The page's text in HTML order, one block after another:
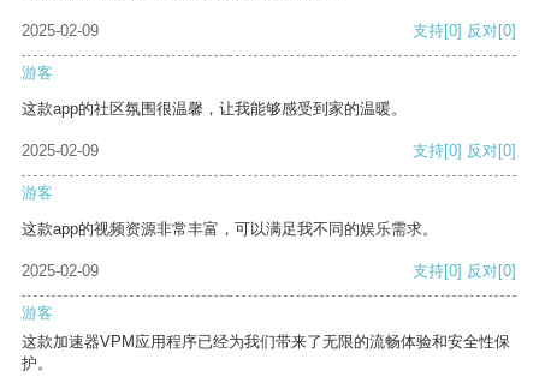
2025-02-09 支持[0] 反对[0]
游客
这款app的社区氛围很温馨，让我能够感受到家的温暖。
2025-02-09 支持[0] 反对[0]
游客
这款app的视频资源非常丰富，可以满足我不同的娱乐需求。
2025-02-09 支持[0] 反对[0]
游客
这款加速器VPM应用程序已经为我们带来了无限的流畅体验和安全性保
护。